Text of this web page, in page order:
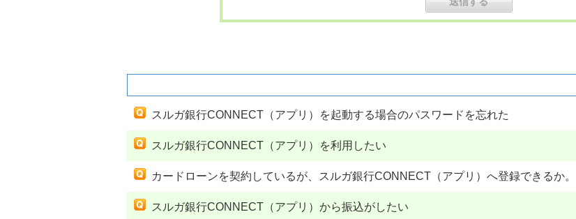
スルガ銀行CONNECT（アプリ）を起動する場合のパスワードを忘れた
スルガ銀行CONNECT（アプリ）を利用したい
カードローンを契約しているが、スルガ銀行CONNECT（アプリ）へ登録できるか。
スルガ銀行CONNECT（アプリ）から振込がしたい